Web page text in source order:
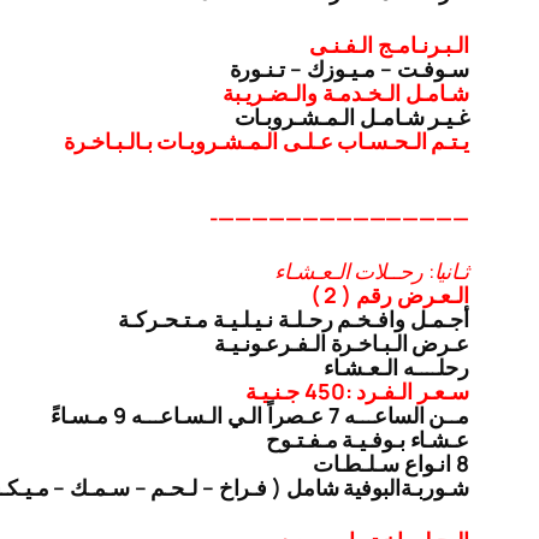
الـبـرنـامـج الـفـنـى
سـوفـت – مـيـوزك – تـنـورة
شـامـل الـخـدمـة والـضـريـبة
غـيـر شـامـل الـمـشـروبـات
يـتـم الـحـسـاب عـلـى الـمـشـروبـات بـالـبـاخـرة
———————————————-
ثـانيا: رحــلات الـعـشـاء
الـعـرض رقم ( 2 )
أجـمـل وافـخـم رحـلـة نـيـلـيـة مـتـحـركـة
عـرض الـبـاخـرة الـفـرعـونـيـة
رحلــــه الـعـشـاء
سـعـر الـفـرد :450 جـنـيـة
مــن الساعـــه 7 عـصراً الـي الـسـاعـــه 9 مـسـاءً
عـشـاء بـوفـيـة مـفـتـوح
8 انـواع سـلـطـات
شـوربـةالبوفية شامل ( فـراخ – لـحـم – سـمـك –